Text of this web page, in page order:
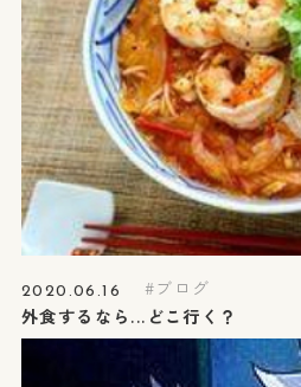
2020.06.16
ブログ
外食するなら...どこ行く？